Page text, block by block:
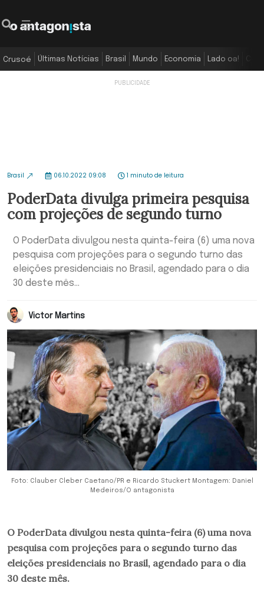
Crusoé Últimas Notícias Brasil Mundo Economia Lado oa!
Brasil 06.10.2022 09:08 1 minuto de leitura
PoderData divulga primeira pesquisa
com projeções de segundo turno
O PoderData divulgou nesta quinta-feira (6) uma nova
pesquisa com projeções para o segundo turno das
eleições presidenciais no Brasil, agendado para o dia
30 deste mês...
Victor Martins
Foto: Clauber Cleber Caetano/PR e Ricardo Stuckert Montagem: Daniel
Medeiros/O antagonista
O PoderData divulgou nesta quinta-feira (6) uma nova
pesquisa com projeções para o segundo turno das
eleições presidenciais no Brasil, agendado para o dia
30 deste mês.